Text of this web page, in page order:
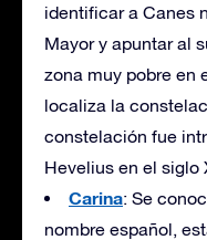
identificar a Canes
Mayor y apuntar al
zona muy pobre en
localiza la
constelación fue
Hevelius en el siglo
Carina: Se
nombre español,